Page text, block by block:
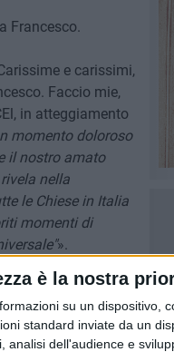
è la nostra
su un dispositivo,
standard inviate da un
analisi dell'audience e
Francesco.
e carissimi,
Faccio mie,
in atteggiamento
momento doloroso
il nostro amato
nella
le Chiese in Italia
momenti di
».